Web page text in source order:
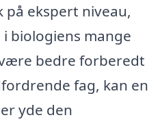
ekspert niveau,
biologiens mange
bedre forberedt
fag, kan en
yde den